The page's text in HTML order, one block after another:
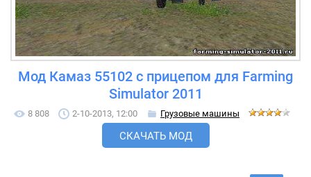
Мод Камаз 55102 с прицепом для Farming
Simulator 2011
8 808 2-10-2013, 12:00 Грузовые машины
СКАЧАТЬ МОД